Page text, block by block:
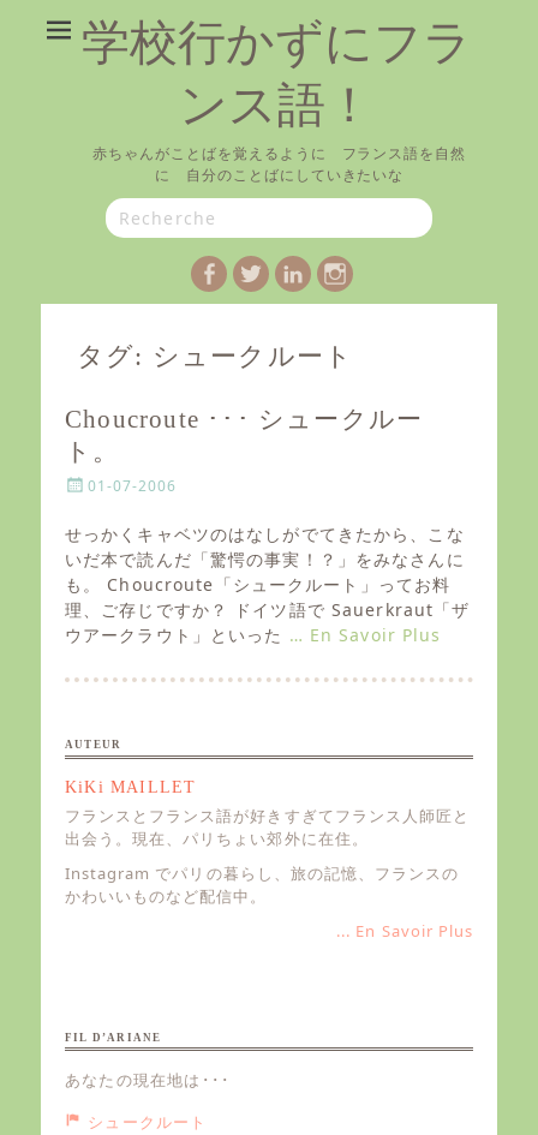
学校行かずにフラ
ンス語！
赤ちゃんがことばを覚えるように フランス語を自然
に 自分のことばにしていきたいな
Search
for:
Facebook
TwitterLinkedIn
Instagram
タグ: シュークルート
Choucroute ･･･ シュークルー
ト。
P
s
e
d
o
n
01-07-2006
せっかくキャベツのはなしがでてきたから、こな
いだ本で読んだ「驚愕の事実！？」をみなさんに
も。 Choucroute「シュークルート」ってお料
理、ご存じですか？ ドイツ語で Sauerkraut「ザ
ウアークラウト」といった … En Savoir Plus
AUTEUR
KiKi MAILLET
フランスとフランス語が好きすぎてフランス人師匠と
出会う。現在、パリちょい郊外に在住。
Instagram でパリの暮らし、旅の記憶、フランスの
かわいいものなど配信中。
... En Savoir Plus
FIL D’ARIANE
あなたの現在地は･･･
シュークルート